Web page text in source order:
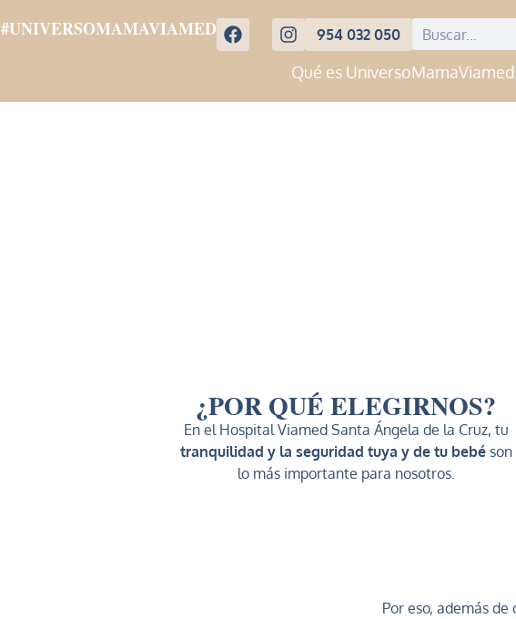
#UNIVERSOMAMAVIAMED 954 032 050
Qué es
¿POR QUÉ ELEGIRNOS?
En el Hospital Viamed Santa Ángela de la Cruz, tu
tranquilidad y la seguridad tuya y de tu bebéson
lo más importante para nosotros.
Por eso, además de